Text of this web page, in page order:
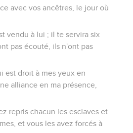
avec vos ancêtres, le jour où
vendu à lui ; il te servira six
pas écouté, ils n'ont pas
est droit à mes yeux en
alliance en ma présence,
repris chacun les esclaves et
et vous les avez forcés à